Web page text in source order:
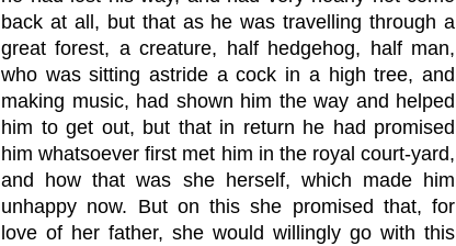
back at all, but that as he was travelling through a
great forest, a creature, half hedgehog, half man,
who was sitting astride a cock in a high tree, and
making music, had shown him the way and helped
him to get out, but that in return he had promised
him whatsoever first met him in the royal court-yard,
and how that was she herself, which made him
unhappy now. But on this she promised that, for
love of her father, she would willingly go with this